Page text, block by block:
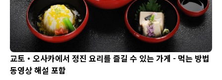
교토・오사카에서 정진 요리를 즐길 수 있는 가게 - 먹는 방법
동영상 해설 포함